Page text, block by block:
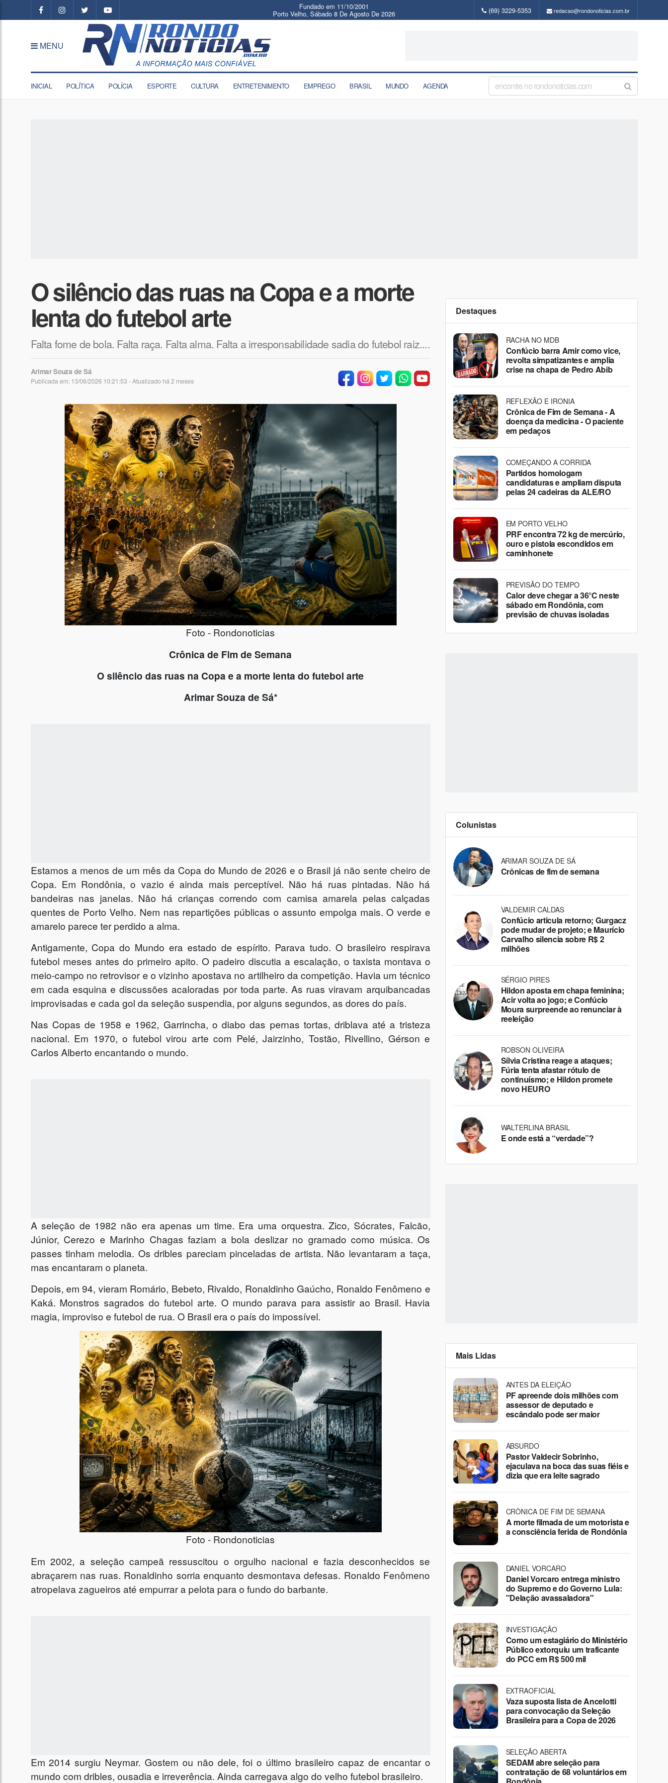
Fundado em 11/10/2001
Porto Velho, Sábado 8 De Agosto De 2026 (69) 3229-5353 redacao@rondonoticias.com.br
MENU
INICIAL POLÍTICA POLÍCIA ESPORTE CULTURA ENTRETENIMENTO EMPREGO BRASIL MUNDO AGENDA
O silêncio das ruas na Copa e a morte
lenta do futebol arte
Falta fome de bola. Falta raça. Falta alma. Falta a irresponsabilidade sadia do futebol raiz....
Arimar Souza de Sá
Publicada em: 13/06/2026 10:21:53 - Atualizado há 2 meses
Foto - Rondonoticias
Crônica de Fim de Semana
O silêncio das ruas na Copa e a morte lenta do futebol arte
Arimar Souza de Sá*
Estamos a menos de um mês da Copa do Mundo de 2026 e o Brasil já não sente cheiro de
Copa. Em Rondônia, o vazio é ainda mais perceptível. Não há ruas pintadas. Não há
bandeiras nas janelas. Não há crianças correndo com camisa amarela pelas calçadas
quentes de Porto Velho. Nem nas repartições públicas o assunto empolga mais. O verde e
amarelo parece ter perdido a alma.
Antigamente, Copa do Mundo era estado de espírito. Parava tudo. O brasileiro respirava
futebol meses antes do primeiro apito. O padeiro discutia a escalação, o taxista montava o
meio-campo no retrovisor e o vizinho apostava no artilheiro da competição. Havia um técnico
em cada esquina e discussões acaloradas por toda parte. As ruas viravam arquibancadas
improvisadas e cada gol da seleção suspendia, por alguns segundos, as dores do país.
Nas Copas de 1958 e 1962, Garrincha, o diabo das pernas tortas, driblava até a tristeza
nacional. Em 1970, o futebol virou arte com Pelé, Jairzinho, Tostão, Rivellino, Gérson e
Carlos Alberto encantando o mundo.
A seleção de 1982 não era apenas um time. Era uma orquestra. Zico, Sócrates, Falcão,
Júnior, Cerezo e Marinho Chagas faziam a bola deslizar no gramado como música. Os
passes tinham melodia. Os dribles pareciam pinceladas de artista. Não levantaram a taça,
mas encantaram o planeta.
Depois, em 94, vieram Romário, Bebeto, Rivaldo, Ronaldinho Gaúcho, Ronaldo Fenômeno e
Kaká. Monstros sagrados do futebol arte. O mundo parava para assistir ao Brasil. Havia
magia, improviso e futebol de rua. O Brasil era o país do impossível.
Foto - Rondonoticias
Em 2002, a seleção campeã ressuscitou o orgulho nacional e fazia desconhecidos se
abraçarem nas ruas. Ronaldinho sorria enquanto desmontava defesas. Ronaldo Fenômeno
atropelava zagueiros até empurrar a pelota para o fundo do barbante.
Em 2014 surgiu Neymar. Gostem ou não dele, foi o último brasileiro capaz de encantar o
mundo com dribles, ousadia e irreverência. Ainda carregava algo do velho futebol brasileiro.
Destaques
RACHA NO MDB
Confúcio barra Amir como vice,
revolta simpatizantes e amplia
crise na chapa de Pedro Abib
REFLEXÃO E IRONIA
Crônica de Fim de Semana - A
doença da medicina - O paciente
em pedaços
COMEÇANDO A CORRIDA
Partidos homologam
candidaturas e ampliam disputa
pelas 24 cadeiras da ALE/RO
EM PORTO VELHO
PRF encontra 72 kg de mercúrio,
ouro e pistola escondidos em
caminhonete
PREVISÃO DO TEMPO
Calor deve chegar a 36°C neste
sábado em Rondônia, com
previsão de chuvas isoladas
Colunistas
ARIMAR SOUZA DE SÁ
Crônicas de fim de semana
VALDEMIR CALDAS
Confúcio articula retorno; Gurgacz
pode mudar de projeto; e Maurício
Carvalho silencia sobre R$ 2
milhões
SÉRGIO PIRES
Hildon aposta em chapa feminina;
Acir volta ao jogo; e Confúcio
Moura surpreende ao renunciar à
reeleição
ROBSON OLIVEIRA
Sílvia Cristina reage a ataques;
Fúria tenta afastar rótulo de
continuísmo; e Hildon promete
novo HEURO
WALTERLINA BRASIL
E onde está a “verdade”?
Mais Lidas
ANTES DA ELEIÇÃO
PF apreende dois milhões com
assessor de deputado e
escândalo pode ser maior
ABSURDO
Pastor Valdecir Sobrinho,
ejaculava na boca das suas fiéis e
dizia que era leite sagrado
CRÔNICA DE FIM DE SEMANA
A morte filmada de um motorista e
a consciência ferida de Rondônia
DANIEL VORCARO
Daniel Vorcaro entrega ministro
do Supremo e do Governo Lula:
"Delação avassaladora"
INVESTIGAÇÃO
Como um estagiário do Ministério
Público extorquiu um traficante
do PCC em R$ 500 mil
EXTRAOFICIAL
Vaza suposta lista de Ancelotti
para convocação da Seleção
Brasileira para a Copa de 2026
SELEÇÃO ABERTA
SEDAM abre seleção para
contratação de 68 voluntários em